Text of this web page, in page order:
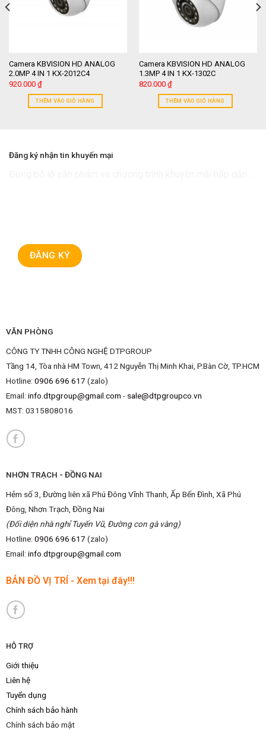
Camera KBVISION HD ANALOG
2.0MP 4 IN 1 KX-2012C4
920.000 ₫
THÊM VÀO GIỎ HÀNG
Camera KBVISION HD ANALOG
1.3MP 4 IN 1 KX-1302C
820.000 ₫
THÊM VÀO GIỎ HÀNG
Đăng ký nhận tin khuyến mại
VĂN PHÒNG
CÔNG TY TNHH CÔNG NGHỆ DTPGROUP
Tầng 14, Tòa nhà HM Town, 412 Nguyễn Thị Minh Khai, P.Bàn Cờ, TP.HCM
Hotline: 0906 696 617 (zalo)
Email: info.dtpgroup@gmail.com - sale@dtpgroupco.vn
MST: 0315808016
NHƠN TRẠCH - ĐỒNG NAI
Hẻm số 3, Đường liên xã Phú Đông Vĩnh Thanh, Ấp Bến Đình, Xã Phú
Đông, Nhơn Trạch, Đồng Nai
(Đối diện nhà nghỉ Tuyến Vũ, Đường con gà vàng)
Hotline: 0906 696 617 (zalo)
Email: info.dtpgroup@gmail.com
BẢN ĐỒ VỊ TRÍ - Xem tại đây!!!
HỖ TRỢ
Giới thiệu
Liên hệ
Tuyển dụng
Chính sách bảo hành
Chính sách bảo mật